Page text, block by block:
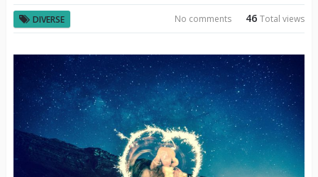
DIVERSE 46Total views
No comments